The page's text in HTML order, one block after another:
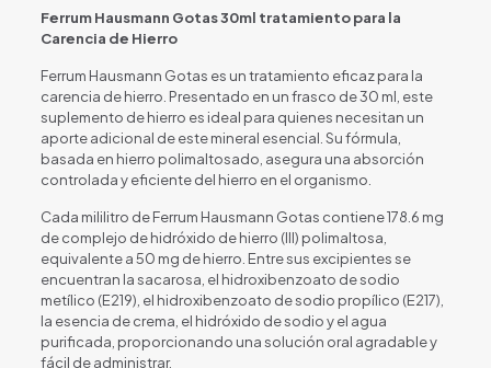
Ferrum Hausmann Gotas 30ml tratamiento para la
Carencia de Hierro
Ferrum Hausmann Gotas es un tratamiento eficaz para la
carencia de hierro. Presentado en un frasco de 30 ml, este
suplemento de hierro es ideal para quienes necesitan un
aporte adicional de este mineral esencial. Su fórmula,
basada en hierro polimaltosado, asegura una absorción
controlada y eficiente del hierro en el organismo.
Cada mililitro de Ferrum Hausmann Gotas contiene 178.6 mg
de complejo de hidróxido de hierro (III) polimaltosa,
equivalente a 50 mg de hierro. Entre sus excipientes se
encuentran la sacarosa, el hidroxibenzoato de sodio
metílico (E219), el hidroxibenzoato de sodio propílico (E217),
la esencia de crema, el hidróxido de sodio y el agua
purificada, proporcionando una solución oral agradable y
fácil de administrar.